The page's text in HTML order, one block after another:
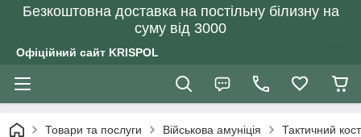
Безкоштовна доставка на постільну білизну на
суму від 3000
Офіційний сайт KRISPOL
Товари та послуги Військова амуніція Тактичний